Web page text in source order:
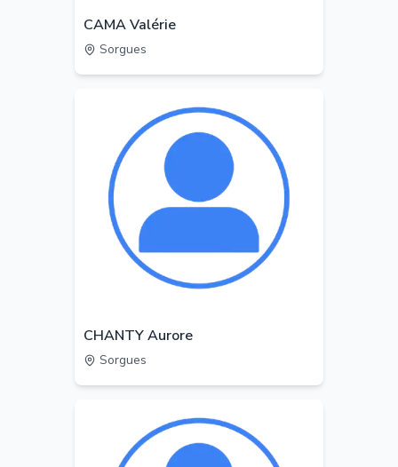
CAMA Valérie
Sorgues
CHANTY Aurore
Sorgues